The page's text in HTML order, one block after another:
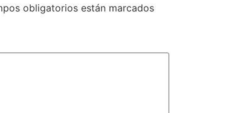
obligatorios están marcados